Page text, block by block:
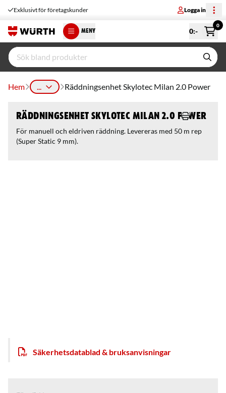
Exklusivt för företagskunder Logga in
MENY 0:-
0
Hem ... Räddningsenhet Skylotec Milan 2.0 Power
Räddningsenhet Skylotec Milan 2.0 Power
För manuell och eldriven räddning. Levereras med 50 m rep
(Super Static 9 mm).
Säkerhetsdatablad & bruksanvisningar